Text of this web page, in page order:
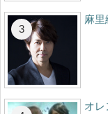
麻里
オレ